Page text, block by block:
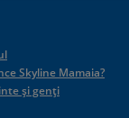
Skyline Mamaia?
și genți